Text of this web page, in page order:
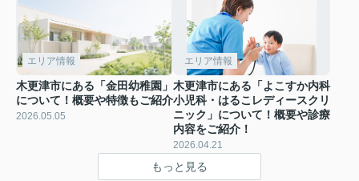
エリア情報
木更津市にある「金田幼稚園」
について！概要や特徴もご紹介
2026.05.05
エリア情報
木更津市にある「よこすか内科
小児科・はるこレディースクリ
ニック」について！概要や診療
内容をご紹介！
2026.04.21
もっと見る